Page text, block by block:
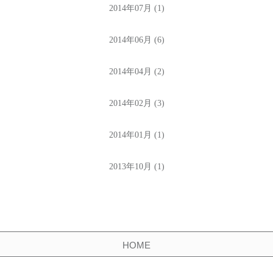
2014年07月 (1)
2014年06月 (6)
2014年04月 (2)
2014年02月 (3)
2014年01月 (1)
2013年10月 (1)
HOME